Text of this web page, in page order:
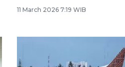
11 March 2026 7:19 WIB